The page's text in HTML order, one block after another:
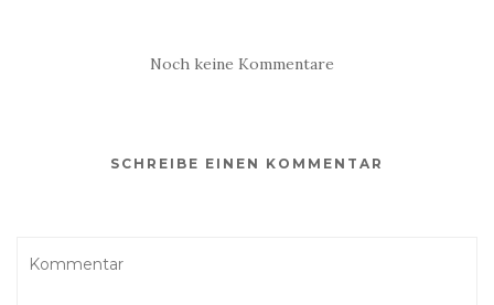
Noch keine Kommentare
SCHREIBE EINEN KOMMENTAR